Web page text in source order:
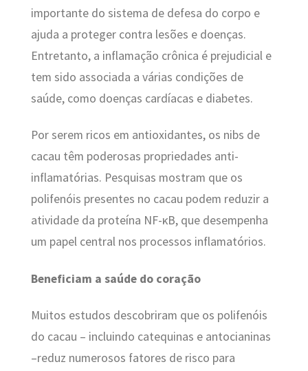
importante do sistema de defesa do corpo e
ajuda a proteger contra lesões e doenças.
Entretanto, a inflamação crônica é prejudicial e
tem sido associada a várias condições de
saúde, como doenças cardíacas e diabetes.
Por serem ricos em antioxidantes, os nibs de
cacau têm poderosas propriedades anti-
inflamatórias. Pesquisas mostram que os
polifenóis presentes no cacau podem reduzir a
atividade da proteína NF-κB, que desempenha
um papel central nos processos inflamatórios.
Beneficiam a saúde do coração
Muitos estudos descobriram que os polifenóis
do cacau – incluindo catequinas e antocianinas
–reduz numerosos fatores de risco para